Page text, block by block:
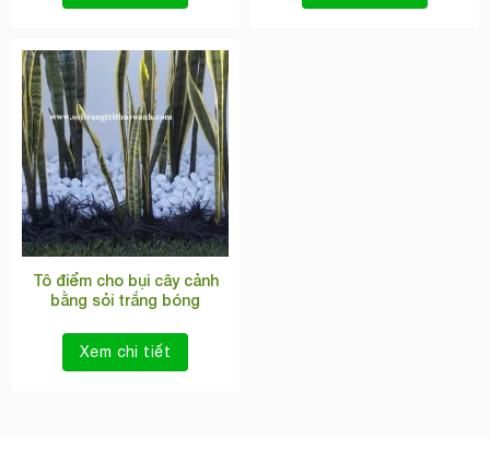
Tô điểm cho bụi cây cảnh
bằng sỏi trắng bóng
Xem chi tiết